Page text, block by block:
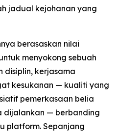
jadual kejohanan yang
berasaskan nilai
menyokong sebuah
disiplin, kerjasama
kesukanan — kualiti yang
pemerkasaan belia
dijalankan — berbanding
platform. Sepanjang